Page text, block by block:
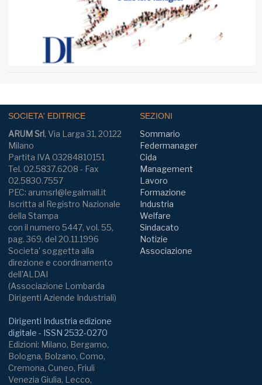
SOCIETA' EDITRICE
ARUM Srl, Via Larga 31, 20122
Milano
Partita IVA 03284810151
Tel. 02.5837.6208 - Fax
02.5830.7557
PEC: arumsrl@legalmail.it
Iscritta al Registro Nazionale
della Stampa
con il numero 5447, vol. 55,
pag. 369, del 20.11.1996
Societa' soggetta alla
direzione e coordinamento
dell'ALDAI
(Associazione Lombarda
Dirigenti Aziende Industriali)
Dirigenti Industria edizione
digitale - ISSN 2532-0270
Edizioni: Milano, Bergamo,
Bologna, Bolzano, Como,
Cremona, Cuneo, Friuli
Venezia Giulia, Lecco,
SEZIONI
Sommario
Federmanager
Cida
Management
Lavoro
Formazione
Industria
Welfare
Sindacato
Notizie
Associazione